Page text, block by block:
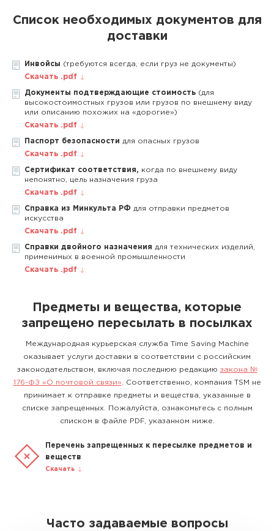
Список необходимых документов для
доставки
Инвойсы (требуются всегда, если груз не документы)
Скачать .pdf
Документы подтверждающие стоимость (для
высокостоимостных грузов или грузов по внешнему виду
или описанию похожих на «дорогие»)
Скачать .pdf
Паспорт безопасности для опасных грузов
Скачать .pdf
Сертификат соответствия, когда по внешнему виду
непонятно, цель назначения груза
Скачать .pdf
Справка из Минкульта РФ для отправки предметов
искусства
Скачать .pdf
Справки двойного назначения для технических изделий,
применимых в военной промышленности
Скачать .pdf
Предметы и вещества, которые
запрещено пересылать в посылках
Международная курьерская служба Time Saving Machine
оказывает услуги доставки в соответствии с российским
законодательством, включая последнюю редакцию закона №
176-ФЗ «О почтовой связи» . Соответственно, компания TSM не
принимает к отправке предметы и вещества, указанные в
списке запрещенных. Пожалуйста, ознакомьтесь с полным
списком в файле PDF, указанном ниже.
Перечень запрещенных к пересылке предметов и
веществ
Скачать
Часто задаваемые вопросы